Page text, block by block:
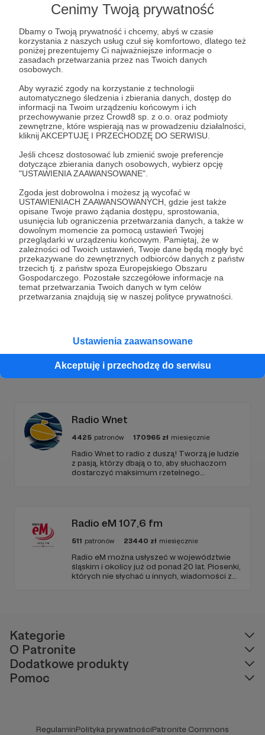
Cenimy Twoją prywatność
Dbamy o Twoją prywatność i chcemy, abyś w czasie
korzystania z naszych usług czuł się komfortowo, dlatego też
poniżej prezentujemy Ci najważniejsze informacje o
zasadach przetwarzania przez nas Twoich danych
osobowych.
Aby wyrazić zgody na korzystanie z technologii
automatycznego śledzenia i zbierania danych, dostęp do
informacji na Twoim urządzeniu końcowym i ich
przechowywanie przez Crowd8 sp. z o.o. oraz podmioty
zewnętrzne, które wspierają nas w prowadzeniu działalności,
kliknij AKCEPTUJĘ I PRZECHODZĘ DO SERWISU.
Jeśli chcesz dostosować lub zmienić swoje preferencje
dotyczące zbierania danych osobowych, wybierz opcję
"USTAWIENIA ZAAWANSOWANE".
Zgoda jest dobrowolna i możesz ją wycofać w
USTAWIENIACH ZAAWANSOWANYCH, gdzie jest także
opisane Twoje prawo żądania dostępu, sprostowania,
usunięcia lub ograniczenia przetwarzania danych, a także w
dowolnym momencie za pomocą ustawień Twojej
przeglądarki w urządzeniu końcowym. Pamiętaj, że w
zależności od Twoich ustawień, Twoje dane będą mogły być
przekazywane do zewnętrznych odbiorców danych z państw
trzecich tj. z państw spoza Europejskiego Obszaru
Gospodarczego. Pozostałe szczegółowe informacje na
temat przetwarzania Twoich danych w tym celów
przetwarzania znajdują się w naszej polityce prywatności.
Ustawienia zaawansowane
Akceptuję i przechodzę do serwisu
Dobrze wchodzić w nowy tydzień z dobrymi
wiadomościami. Część z nich spłynęła już w weekend,
część nad ranem; wszystkie świadczą o kłopotach rosjan.
Premiera postu na Patronite!
siergiej szojgu walerij gierasimow Iwan Popow
+4
Dołącz do grona Patronów!
Wesprzyj działalność AutoraMarcin Ogdowskijuż
teraz!
Zostań Patronem
Promowani autorzy
Radio Wnet
4425 patronów 170965 zł miesięcznie
Radio Wnet to radio z duszą! Tworzą je ludzie
z pasją, którzy dbają o to, aby słuchaczom
dostarczyć maksimum rzetelnego
Radio eM 107,6 fm
511 patronów 23440 zł miesięcznie
Radio eM można usłyszeć w województwie
śląskim i okolicy już od ponad 20 lat. Piosenki,
których nie słychać u innych, wiadomości z
Kategorie
O Patronite
Dodatkowe produkty
Pomoc
RegulaminPolityka prywatnościPatronite Commons